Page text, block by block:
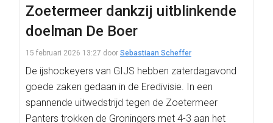
Zoetermeer dankzij uitblinkende
doelman De Boer
15 februari 2026 13:27 door Sebastiaan Scheffer
De ijshockeyers van GIJS hebben zaterdagavond
goede zaken gedaan in de Eredivisie. In een
spannende uitwedstrijd tegen de Zoetermeer
Panters trokken de Groningers met 4-3 aan het